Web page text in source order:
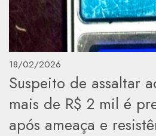
18/02/2026
Suspeito de assaltar
mais de R$ 2 mil é
após ameaça e